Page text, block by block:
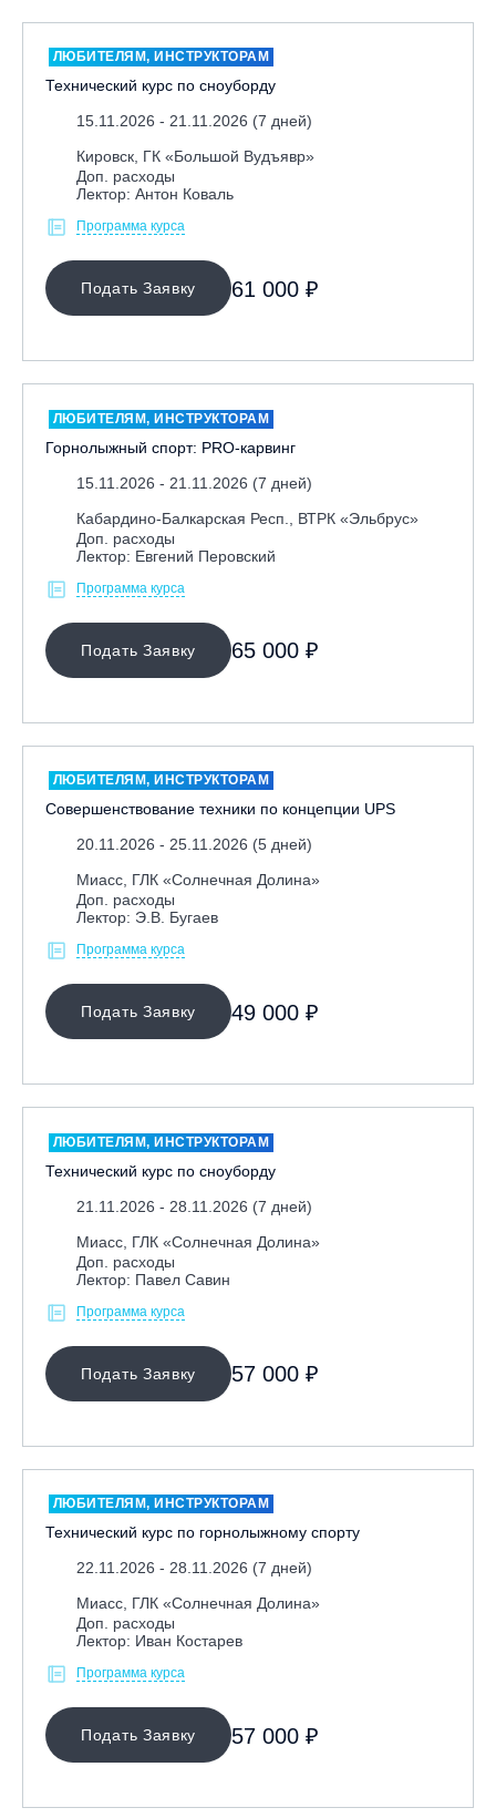
ЛЮБИТЕЛЯМ, ИНСТРУКТОРАМ
Технический курс по сноуборду
15.11.2026 - 21.11.2026 (7 дней)
Кировск, ГК «Большой Вудъявр»
Доп. расходы
Лектор: Антон Коваль
Программа курса
Подать Заявку 61 000 ₽
ЛЮБИТЕЛЯМ, ИНСТРУКТОРАМ
Горнолыжный спорт: PRO-карвинг
15.11.2026 - 21.11.2026 (7 дней)
Кабардино-Балкарская Респ., ВТРК «Эльбрус»
Доп. расходы
Лектор: Евгений Перовский
Программа курса
Подать Заявку 65 000 ₽
ЛЮБИТЕЛЯМ, ИНСТРУКТОРАМ
Совершенствование техники по концепции UPS
20.11.2026 - 25.11.2026 (5 дней)
Миасс, ГЛК «Солнечная Долина»
Доп. расходы
Лектор: Э.В. Бугаев
Программа курса
Подать Заявку 49 000 ₽
ЛЮБИТЕЛЯМ, ИНСТРУКТОРАМ
Технический курс по сноуборду
21.11.2026 - 28.11.2026 (7 дней)
Миасс, ГЛК «Солнечная Долина»
Доп. расходы
Лектор: Павел Савин
Программа курса
Подать Заявку 57 000 ₽
ЛЮБИТЕЛЯМ, ИНСТРУКТОРАМ
Технический курс по горнолыжному спорту
22.11.2026 - 28.11.2026 (7 дней)
Миасс, ГЛК «Солнечная Долина»
Доп. расходы
Лектор: Иван Костарев
Программа курса
Подать Заявку 57 000 ₽